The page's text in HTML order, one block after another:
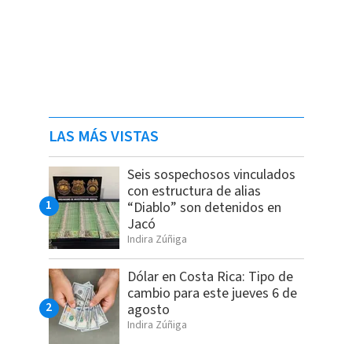
LAS MÁS VISTAS
Seis sospechosos vinculados
con estructura de alias
“Diablo” son detenidos en
Jacó
Indira Zúñiga
Dólar en Costa Rica: Tipo de
cambio para este jueves 6 de
agosto
Indira Zúñiga